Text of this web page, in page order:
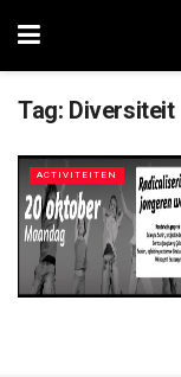
Tag: Diversiteit
ACTIVITEITEN